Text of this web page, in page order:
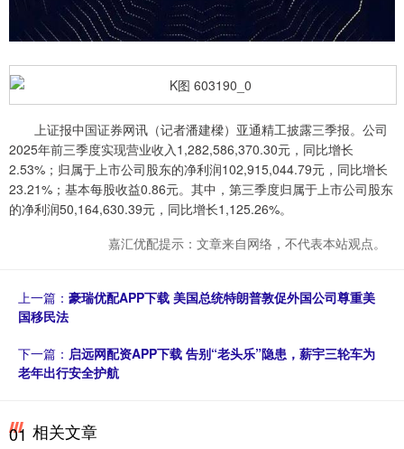
上证报中国证券网讯（记者潘建樑）亚通精工披露三季报。公司
2025年前三季度实现营业收入1,282,586,370.30元，同比增长
2.53%；归属于上市公司股东的净利润102,915,044.79元，同比增长
23.21%；基本每股收益0.86元。其中，第三季度归属于上市公司股东
的净利润50,164,630.39元，同比增长1,125.26%。
嘉汇优配提示：文章来自网络，不代表本站观点。
上一篇： 豪瑞优配APP下载 美国总统特朗普敦促外国公司尊重美
国移民法
下一篇： 启远网配资APP下载 告别“老头乐”隐患，薪宇三轮车为
老年出行安全护航
01 相关文章